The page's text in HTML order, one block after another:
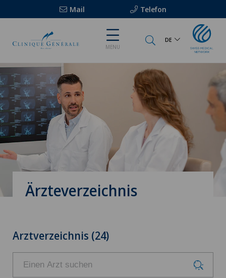
Mail Telefon
MENU
DE
Ärzteverzeichnis
Arztverzeichnis (24)